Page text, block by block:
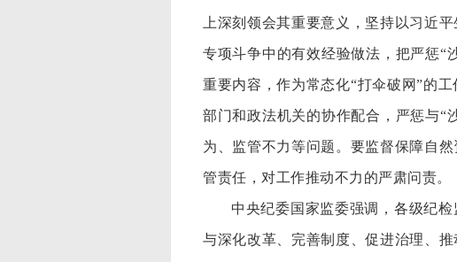
上深刻领会其重要意义，坚持以习近
专项斗争中的有效经验做法，把严惩“
重要内容，作为常态化“打伞破网”的
部门和政法机关的协作配合，严惩与“
为、监管不力等问题。要监督保障自
管责任，对工作推动不力的严肃问责。
中央纪委国家监委强调，各级纪
与深化改革、完善制度、促进治理、